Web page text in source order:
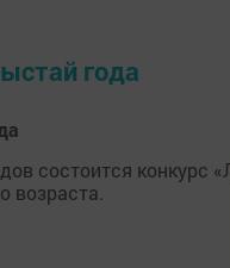
года
состоится конкурс